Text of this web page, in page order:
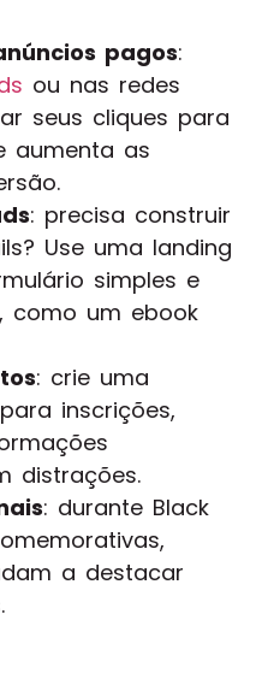
pagos:
ou nas redes
seus cliques para
aumenta as
: precisa construir
Use uma landing
simples e
como um ebook
: crie uma
inscrições,
distrações.
: durante Black
a destacar